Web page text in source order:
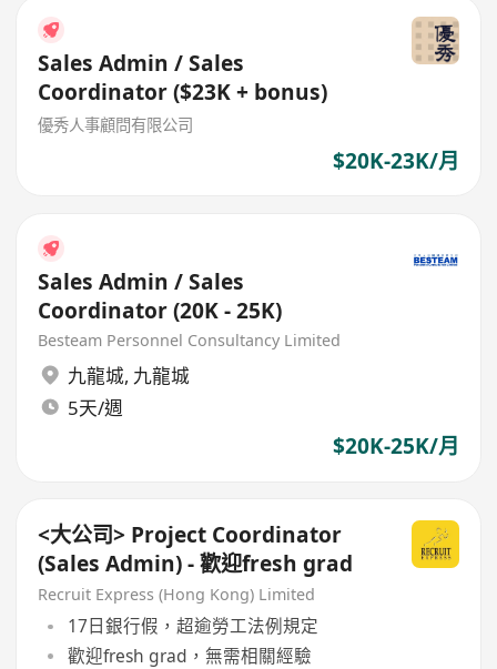
Sales Admin / Sales
Coordinator ($23K + bonus)
優秀人事顧問有限公司
$20K-23K/月
Sales Admin / Sales
Coordinator (20K - 25K)
Besteam Personnel Consultancy Limited
九龍城, 九龍城
5天/週
$20K-25K/月
<大公司> Project Coordinator
(Sales Admin) - 歡迎fresh grad
Recruit Express (Hong Kong) Limited
17日銀行假，超逾勞工法例規定
歡迎fresh grad，無需相關經驗